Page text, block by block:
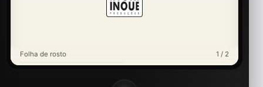
Folha de rosto 1 / 2